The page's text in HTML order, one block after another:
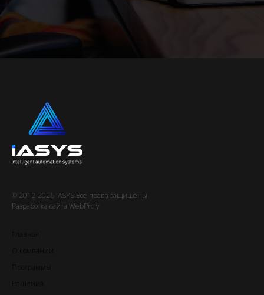
© 2012-2026 IASYS Все права защищены
Разработка сайта WebProfy